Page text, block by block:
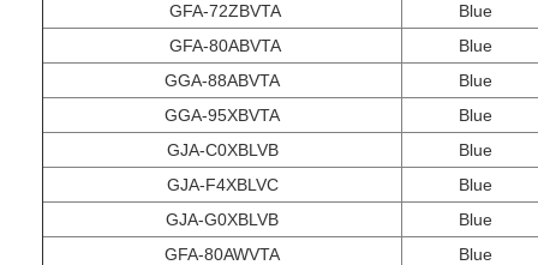
GFA-72ZBVTA
Blue
GFA-80ABVTA
Blue
GGA-88ABVTA
Blue
GGA-95XBVTA
Blue
GJA-C0XBLVB
Blue
GJA-F4XBLVC
Blue
GJA-G0XBLVB
Blue
GFA-80AWVTA
Blue